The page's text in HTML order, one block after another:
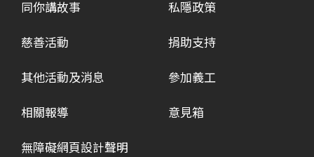
同你講故事
慈善活動
其他活動及消息
相關報導
私隱政策
捐助支持
參加義工
意見箱
無障礙網頁設計聲明